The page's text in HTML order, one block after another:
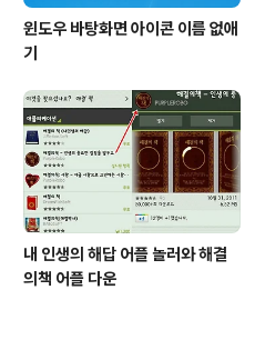
윈도우 바탕화면 아이콘 이름 없애
기
내 인생의 해답 어플 놀러와 해결
의책 어플 다운